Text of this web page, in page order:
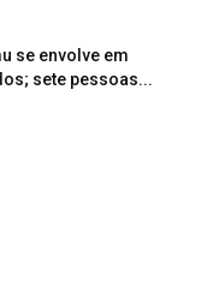
se envolve em
sete pessoas...